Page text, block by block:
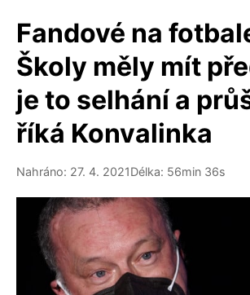
Fandové na
Školy měly mít
je to selhání a
říká Konvalinka
Nahráno: 27. 4. 2021Délka: 56min 36s